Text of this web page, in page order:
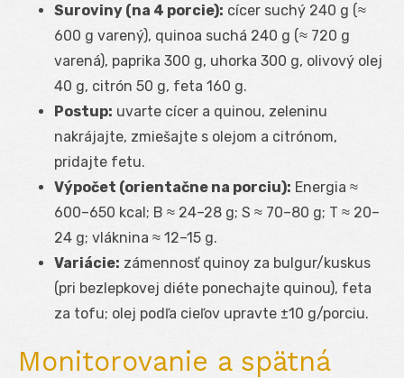
Suroviny (na 4 porcie): cícer suchý 240 g (≈
600 g varený), quinoa suchá 240 g (≈ 720 g
varená), paprika 300 g, uhorka 300 g, olivový olej
40 g, citrón 50 g, feta 160 g.
Postup: uvarte cícer a quinou, zeleninu
nakrájajte, zmiešajte s olejom a citrónom,
pridajte fetu.
Výpočet (orientačne na porciu): Energia ≈
600–650 kcal; B ≈ 24–28 g; S ≈ 70–80 g; T ≈ 20–
24 g; vláknina ≈ 12–15 g.
Variácie: zámennosť quinoy za bulgur/kuskus
(pri bezlepkovej diéte ponechajte quinou), feta
za tofu; olej podľa cieľov upravte ±10 g/porciu.
Monitorovanie a spätná